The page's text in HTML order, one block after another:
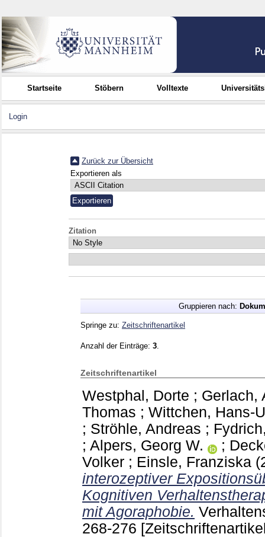
Startseite Stöbern Volltexte
Login
Zurück zur Übersicht
Exportieren als
Zitation
Gruppieren nach:
Springe zu: Zeitschriftenartikel
Anzahl der Einträge: 3
Zeitschriftenartikel
Westphal, Dorte ; Gerlach,
Thomas ; Wittchen, Hans-
; Ströhle, Andreas ;
; Alpers, Georg W. ;
Volker ; Einsle, Franziska
interozeptiver
Kognitiven
mit Agoraphobie.
268-276